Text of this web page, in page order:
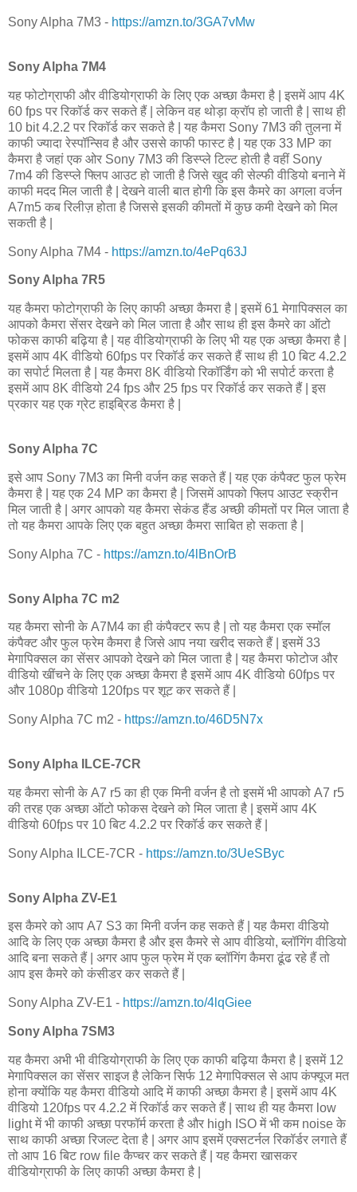
Sony Alpha 7M3 - https://amzn.to/3GA7vMw
Sony Alpha 7M4
यह फोटोग्राफी और वीडियोग्राफी के लिए एक अच्छा कैमरा है | इसमें आप 4K
60 fps पर रिकॉर्ड कर सकते हैं | लेकिन वह थोड़ा क्रॉप हो जाती है | साथ ही
10 bit 4.2.2 पर रिकॉर्ड कर सकते है | यह कैमरा Sony 7M3 की तुलना में
काफी ज्यादा रेस्पॉन्सिव है और उससे काफी फास्ट है | यह एक 33 MP का
कैमरा है जहां एक ओर Sony 7M3 की डिस्प्ले टिल्ट होती है वहीं Sony
7m4 की डिस्प्ले फ्लिप आउट हो जाती है जिसे खुद की सेल्फी वीडियो बनाने में
काफी मदद मिल जाती है | देखने वाली बात होगी कि इस कैमरे का अगला वर्जन
A7m5 कब रिलीज़ होता है जिससे इसकी कीमतों में कुछ कमी देखने को मिल
सकती है |
Sony Alpha 7M4 - https://amzn.to/4ePq63J
Sony Alpha 7R5
यह कैमरा फोटोग्राफी के लिए काफी अच्छा कैमरा है | इसमें 61 मेगापिक्सल का
आपको कैमरा सेंसर देखने को मिल जाता है और साथ ही इस कैमरे का ऑटो
फोकस काफी बढ़िया है | यह वीडियोग्राफी के लिए भी यह एक अच्छा कैमरा है |
इसमें आप 4K वीडियो 60fps पर रिकॉर्ड कर सकते हैं साथ ही 10 बिट 4.2.2
का सपोर्ट मिलता है | यह कैमरा 8K वीडियो रिकॉर्डिंग को भी सपोर्ट करता है
इसमें आप 8K वीडियो 24 fps और 25 fps पर रिकॉर्ड कर सकते हैं | इस
प्रकार यह एक ग्रेट हाइब्रिड कैमरा है |
Sony Alpha 7C
इसे आप Sony 7M3 का मिनी वर्जन कह सकते हैं | यह एक कंपैक्ट फुल फ्रेम
कैमरा है | यह एक 24 MP का कैमरा है | जिसमें आपको फ्लिप आउट स्क्रीन
मिल जाती है | अगर आपको यह कैमरा सेकंड हैंड अच्छी कीमतों पर मिल जाता है
तो यह कैमरा आपके लिए एक बहुत अच्छा कैमरा साबित हो सकता है |
Sony Alpha 7C - https://amzn.to/4lBnOrB
Sony Alpha 7C m2
यह कैमरा सोनी के A7M4 का ही कंपैक्टर रूप है | तो यह कैमरा एक स्मॉल
कंपैक्ट और फुल फ्रेम कैमरा है जिसे आप नया खरीद सकते हैं | इसमें 33
मेगापिक्सल का सेंसर आपको देखने को मिल जाता है | यह कैमरा फोटोज और
वीडियो खींचने के लिए एक अच्छा कैमरा है इसमें आप 4K वीडियो 60fps पर
और 1080p वीडियो 120fps पर शूट कर सकते हैं |
Sony Alpha 7C m2 - https://amzn.to/46D5N7x
Sony Alpha ILCE-7CR
यह कैमरा सोनी के A7 r5 का ही एक मिनी वर्जन है तो इसमें भी आपको A7 r5
की तरह एक अच्छा ऑटो फोकस देखने को मिल जाता है | इसमें आप 4K
वीडियो 60fps पर 10 बिट 4.2.2 पर रिकॉर्ड कर सकते हैं |
Sony Alpha ILCE-7CR - https://amzn.to/3UeSByc
Sony Alpha ZV-E1
इस कैमरे को आप A7 S3 का मिनी वर्जन कह सकते हैं | यह कैमरा वीडियो
आदि के लिए एक अच्छा कैमरा है और इस कैमरे से आप वीडियो, ब्लॉगिंग वीडियो
आदि बना सकते हैं | अगर आप फुल फ्रेम में एक ब्लॉगिंग कैमरा ढूंढ रहे हैं तो
आप इस कैमरे को कंसीडर कर सकते हैं |
Sony Alpha ZV-E1 - https://amzn.to/4lqGiee
Sony Alpha 7SM3
यह कैमरा अभी भी वीडियोग्राफी के लिए एक काफी बढ़िया कैमरा है | इसमें 12
मेगापिक्सल का सेंसर साइज है लेकिन सिर्फ 12 मेगापिक्सल से आप कंफ्यूज मत
होना क्योंकि यह कैमरा वीडियो आदि में काफी अच्छा कैमरा है | इसमें आप 4K
वीडियो 120fps पर 4.2.2 में रिकॉर्ड कर सकते हैं | साथ ही यह कैमरा low
light में भी काफी अच्छा परफॉर्म करता है और high ISO में भी कम noise के
साथ काफी अच्छा रिजल्ट देता है | अगर आप इसमें एक्सटर्नल रिकॉर्डर लगाते हैं
तो आप 16 बिट row file कैप्चर कर सकते हैं | यह कैमरा खासकर
वीडियोग्राफी के लिए काफी अच्छा कैमरा है |